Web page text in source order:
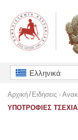
περιεχόμενο
Ελληνικά
Αρχική
Ειδήσεις -
ΥΠΟΤΡΟΦΙΕΣ